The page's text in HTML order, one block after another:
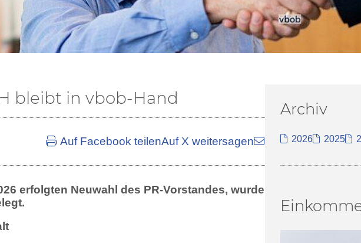
bleibt in vbob-Hand
Auf Facebook teilenAuf X weitersagen
erfolgten Neuwahl des PR-Vorstandes, wurde
Archiv
2026 2025